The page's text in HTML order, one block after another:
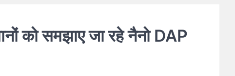
को समझाए जा रहे नैनो DAP